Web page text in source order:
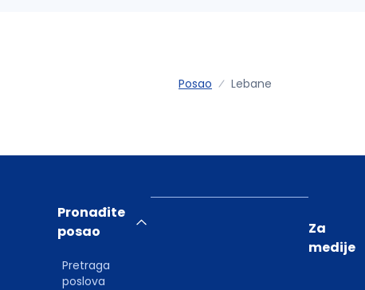
Posao Lebane
Pronađite
posao
Pretraga
poslova
Za
medije